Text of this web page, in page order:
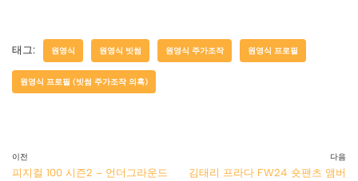
태그: 원영식 원영식 빗썸 원영식 주가조작 원영식 프로필
원영식 프로필 (빗썸 주가조작 의혹)
이전
피지컬 100 시즌2 – 언더그라운드
다음
김태리 프라다 FW24 숏팬츠 앰버